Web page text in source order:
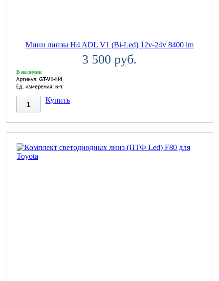
Мини линзы H4 ADL V1 (Bi-Led) 12v-24v 8400 lm
3 500 руб.
В наличии
Артикул: GT-V1-H4
Ед. измерения: к-т
Купить